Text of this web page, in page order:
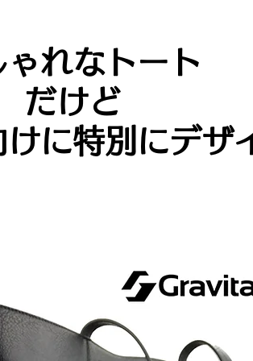
ゃれなトート
だけど
に特別にデザ